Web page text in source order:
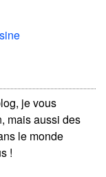
je vous
mais aussi des
le monde
!